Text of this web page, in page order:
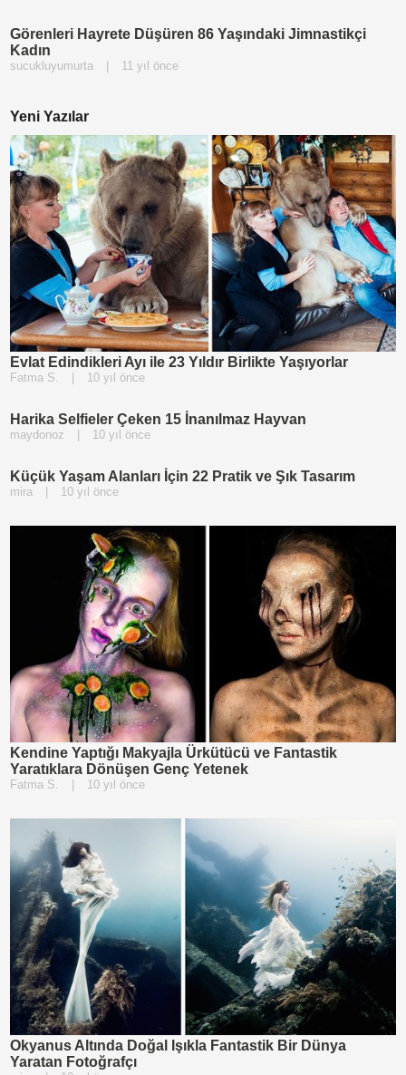
Görenleri Hayrete Düşüren 86 Yaşındaki Jimnastikçi
Kadın
sucukluyumurta | 11 yıl önce
Yeni Yazılar
Evlat Edindikleri Ayı ile 23 Yıldır Birlikte Yaşıyorlar
Fatma S. 10 yıl önce
Harika Selfieler Çeken 15 İnanılmaz Hayvan
maydonoz 10 yıl önce
Küçük Yaşam Alanları İçin 22 Pratik ve Şık Tasarım
mira 10 yıl önce
Kendine Yaptığı Makyajla Ürkütücü ve Fantastik
Yaratıklara Dönüşen Genç Yetenek
Fatma S. 10 yıl önce
Okyanus Altında Doğal Işıkla Fantastik Bir Dünya
Yaratan Fotoğrafçı